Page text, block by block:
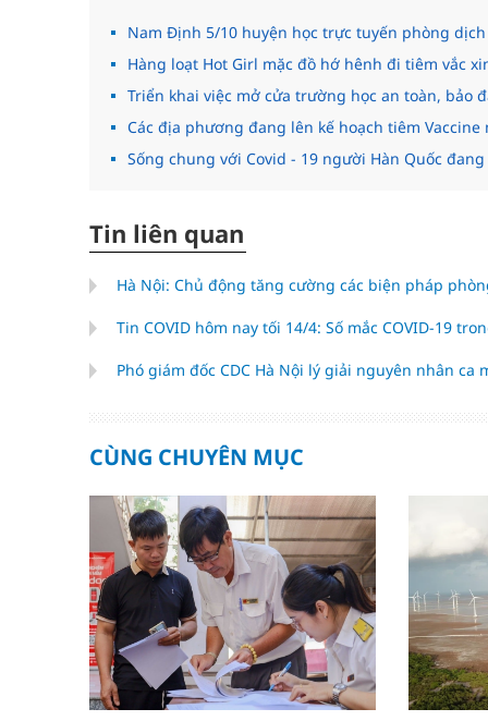
Nam Định 5/10 huyện học trực tuyến phòng dịch
Hàng loạt Hot Girl mặc đồ hớ hênh đi tiêm vắc
Triển khai việc mở cửa trường học an toàn, bảo
Các địa phương đang lên kế hoạch tiêm Vaccine
Sống chung với Covid - 19 người Hàn Quốc
Tin liên quan
Hà Nội: Chủ động tăng cường các biện pháp
Tin COVID hôm nay tối 14/4: Số mắc COVID-19
Phó giám đốc CDC Hà Nội lý giải nguyên nhân ca
CÙNG CHUYÊN MỤC